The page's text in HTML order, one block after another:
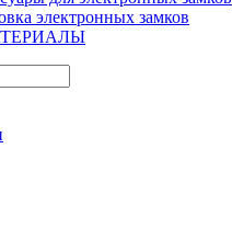
электронных замков